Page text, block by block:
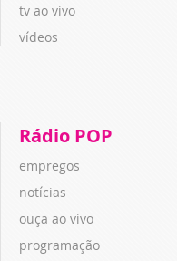
tv ao vivo
vídeos
Rádio POP
empregos
notícias
ouça ao vivo
programação